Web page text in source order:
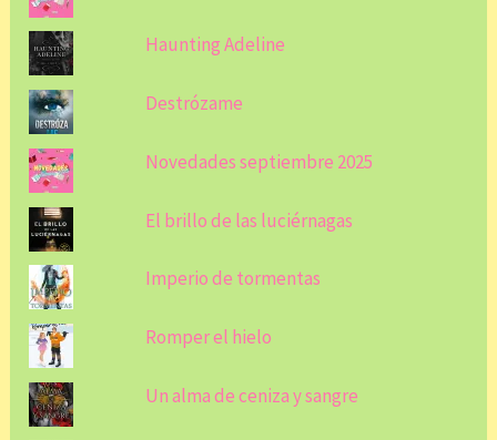
Haunting Adeline
Destrózame
Novedades septiembre 2025
El brillo de las luciérnagas
Imperio de tormentas
Romper el hielo
Un alma de ceniza y sangre